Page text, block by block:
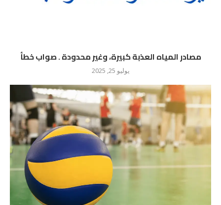
مصادر المياه العذبة كبيرة، وغير محدودة . صواب خطأ
يوليو 25, 2025